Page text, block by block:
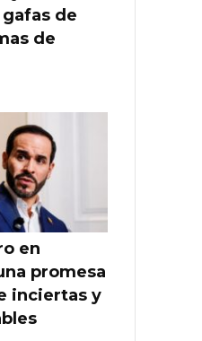
de
de
en
promesa
inciertas y